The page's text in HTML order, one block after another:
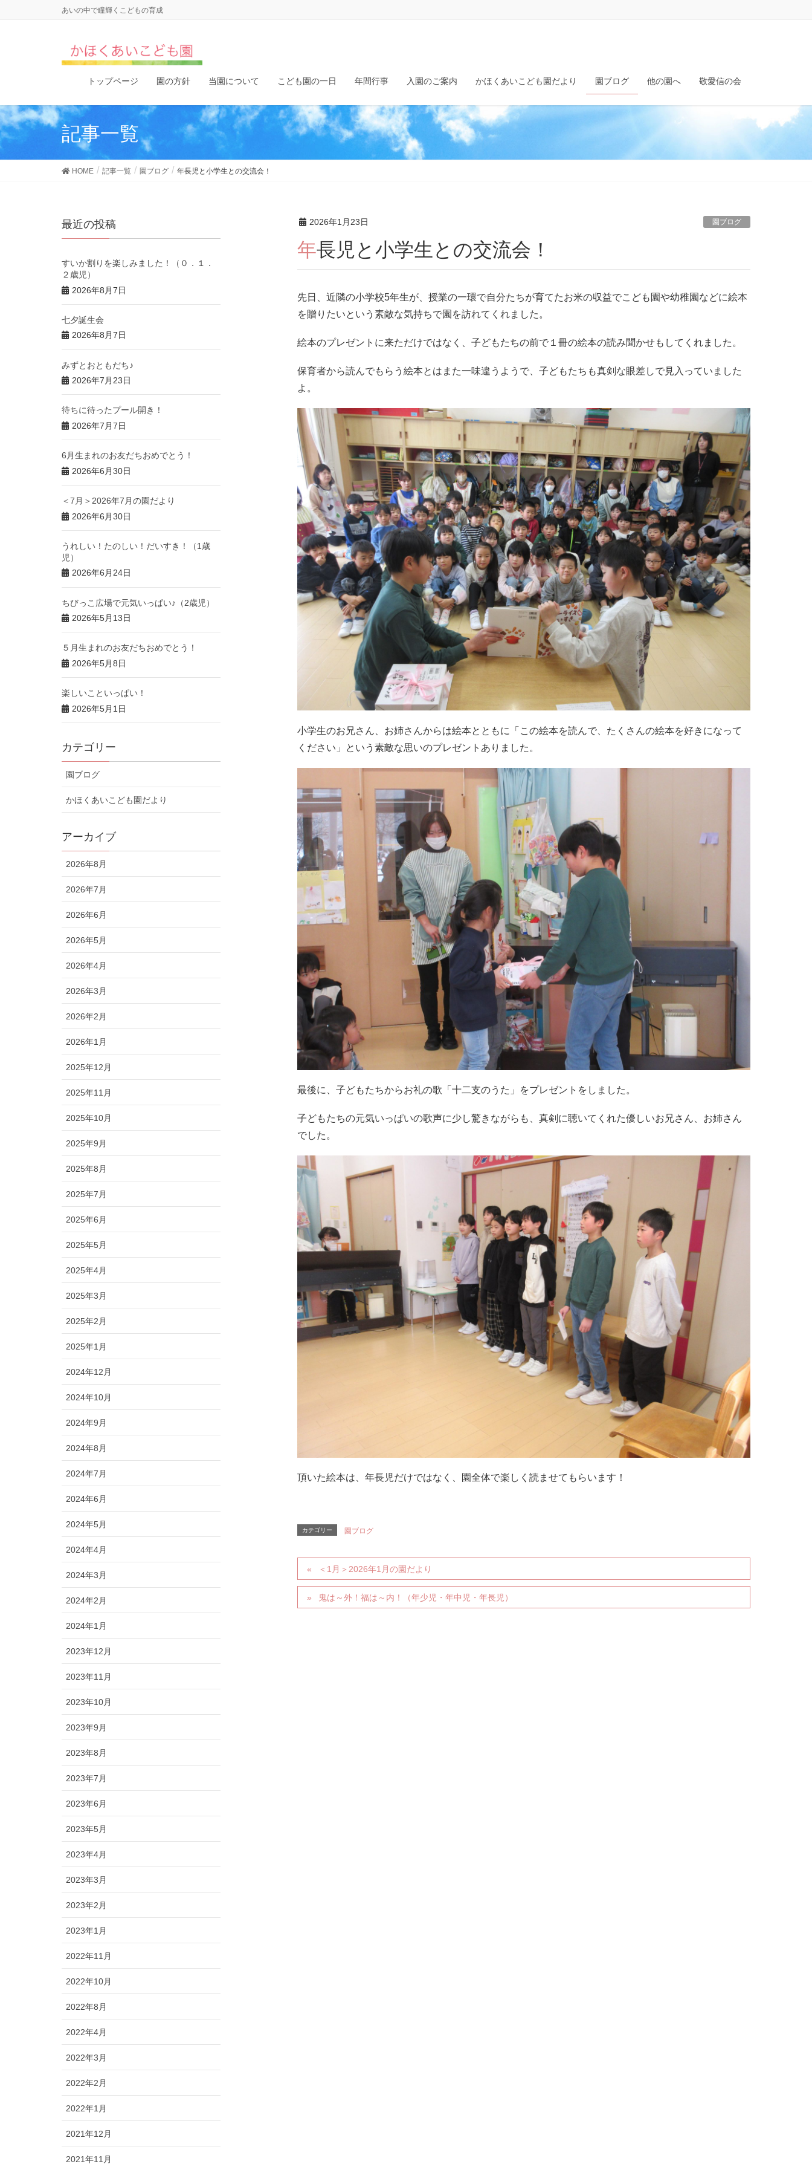
あいの中で瞳輝くこどもの育成
トップページ 園の方針 当園について こども園の一日 年間行事 入園のご案内 かほくあいこども園だより 園ブログ 他の園へ 敬愛信の会
記事一覧
HOME 記事一覧 園ブログ 年長児と小学生との交流会！
2026年1月23日 園ブログ
年長児と小学生との交流会！
先日、近隣の小学校5年生が、授業の一環で自分たちが育てたお米の収益でこども園や幼稚園などに絵本
を贈りたいという素敵な気持ちで園を訪れてくれました。
絵本のプレゼントに来ただけではなく、子どもたちの前で１冊の絵本の読み聞かせもしてくれました。
保育者から読んでもらう絵本とはまた一味違うようで、子どもたちも真剣な眼差しで見入っていました
よ。
小学生のお兄さん、お姉さんからは絵本とともに「この絵本を読んで、たくさんの絵本を好きになって
ください」という素敵な思いのプレゼントありました。
最後に、子どもたちからお礼の歌「十二支のうた」をプレゼントをしました。
子どもたちの元気いっぱいの歌声に少し驚きながらも、真剣に聴いてくれた優しいお兄さん、お姉さん
でした。
頂いた絵本は、年長児だけではなく、園全体で楽しく読ませてもらいます！
カテゴリー 園ブログ
＜1月＞2026年1月の園だより
鬼は～外！福は～内！（年少児・年中児・年長児）
最近の投稿
すいか割りを楽しみました！（０．１．
２歳児）
2026年8月7日
七夕誕生会
2026年8月7日
みずとおともだち♪
2026年7月23日
待ちに待ったプール開き！
2026年7月7日
6月生まれのお友だちおめでとう！
2026年6月30日
＜7月＞2026年7月の園だより
2026年6月30日
うれしい！たのしい！だいすき！（1歳
児）
2026年6月24日
ちびっこ広場で元気いっぱい♪（2歳児）
2026年5月13日
５月生まれのお友だちおめでとう！
2026年5月8日
楽しいこといっぱい！
2026年5月1日
カテゴリー
園ブログ
かほくあいこども園だより
アーカイブ
2026年8月
2026年7月
2026年6月
2026年5月
2026年4月
2026年3月
2026年2月
2026年1月
2025年12月
2025年11月
2025年10月
2025年9月
2025年8月
2025年7月
2025年6月
2025年5月
2025年4月
2025年3月
2025年2月
2025年1月
2024年12月
2024年10月
2024年9月
2024年8月
2024年7月
2024年6月
2024年5月
2024年4月
2024年3月
2024年2月
2024年1月
2023年12月
2023年11月
2023年10月
2023年9月
2023年8月
2023年7月
2023年6月
2023年5月
2023年4月
2023年3月
2023年2月
2023年1月
2022年11月
2022年10月
2022年8月
2022年4月
2022年3月
2022年2月
2022年1月
2021年12月
2021年11月